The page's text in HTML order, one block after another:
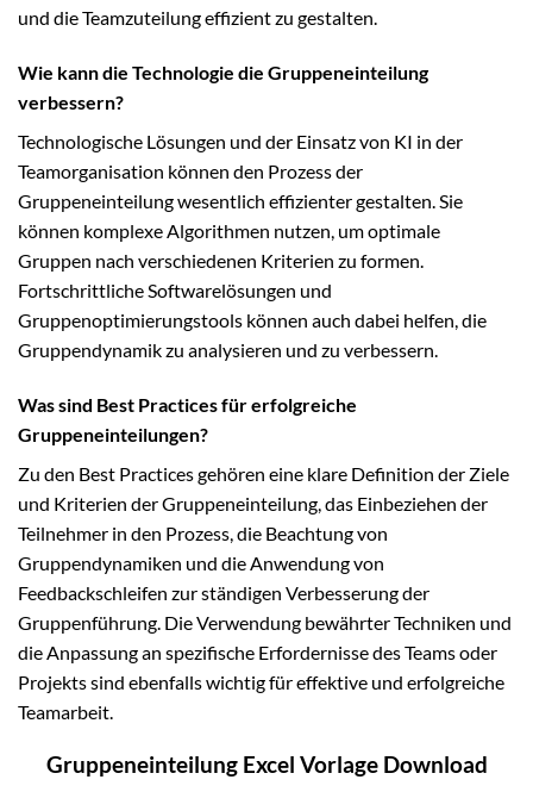
und die Teamzuteilung effizient zu gestalten.
Wie kann die Technologie die Gruppeneinteilung
verbessern?
Technologische Lösungen und der Einsatz von KI in der
Teamorganisation können den Prozess der
Gruppeneinteilung wesentlich effizienter gestalten. Sie
können komplexe Algorithmen nutzen, um optimale
Gruppen nach verschiedenen Kriterien zu formen.
Fortschrittliche Softwarelösungen und
Gruppenoptimierungstools können auch dabei helfen, die
Gruppendynamik zu analysieren und zu verbessern.
Was sind Best Practices für erfolgreiche
Gruppeneinteilungen?
Zu den Best Practices gehören eine klare Definition der Ziele
und Kriterien der Gruppeneinteilung, das Einbeziehen der
Teilnehmer in den Prozess, die Beachtung von
Gruppendynamiken und die Anwendung von
Feedbackschleifen zur ständigen Verbesserung der
Gruppenführung. Die Verwendung bewährter Techniken und
die Anpassung an spezifische Erfordernisse des Teams oder
Projekts sind ebenfalls wichtig für effektive und erfolgreiche
Teamarbeit.
Gruppeneinteilung Excel Vorlage Download